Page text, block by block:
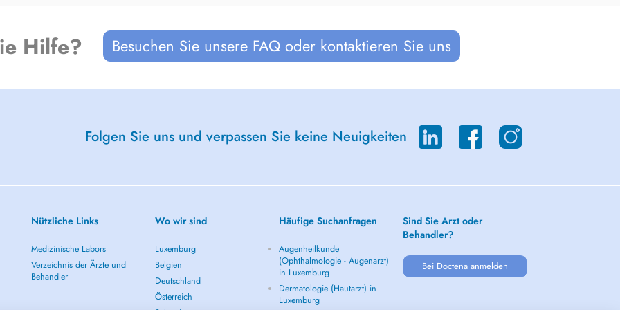
- traitement de la migraine
app (+352 - 621 722 757) ou
pour éviter que vous ayez à
Hilfe? Besuchen Sie unsere FAQ oder kontaktieren Sie uns
Folgen Sie uns und verpassen Sie keine Neuigkeiten
Nützliche Links
Medizinische Labors
Verzeichnis der Ärzte und
Behandler
Wo wir sind
Luxemburg
Belgien
Deutschland
Österreich
Häufige Suchanfragen
Augenheilkunde
(Ophthalmologie - Augenarzt)
in Luxemburg
Dermatologie (Hautarzt) in
Luxemburg
Sind Sie Arzt oder
Behandler?
Bei Doctena anmelden